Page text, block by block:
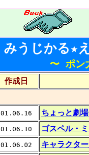
みうじかる★
〜 ポン
作成日
01.06.16
ちょっと劇
01.06.10
ゴスペル・
01.06.02
キャラクタ